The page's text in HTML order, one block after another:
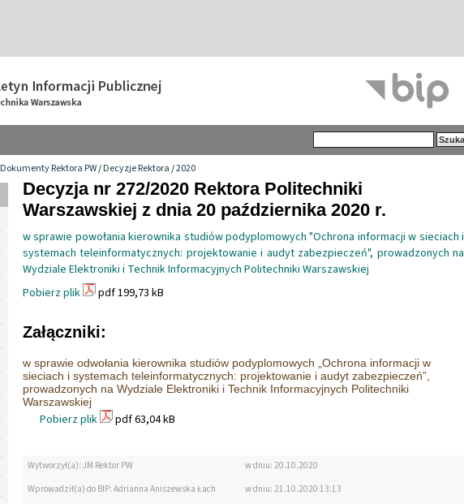
Dokumenty Rektora PW/Decyzje Rektora/2020
Decyzja nr 272/2020 Rektora Politechniki
Warszawskiej z dnia 20 października 2020 r.
w sprawie powołania kierownika studiów podyplomowych "Ochrona informacji w sieciach i
systemach teleinformatycznych: projektowanie i audyt zabezpieczeń", prowadzonych na
Wydziale Elektroniki i Technik Informacyjnych Politechniki Warszawskiej
Pobierz plik
pdf 199,73 kB
Załączniki:
w sprawie odwołania kierownika studiów podyplomowych „Ochrona informacji w
sieciach i systemach teleinformatycznych: projektowanie i audyt zabezpieczeń”,
prowadzonych na Wydziale Elektroniki i Technik Informacyjnych Politechniki
Warszawskiej
Pobierz plik pdf 63,04 kB
Wytworzył(a): JM Rektor PW
w dniu: 20.10.2020
Wprowadził(a) do BIP: Adrianna Aniszewska Łach
w dniu: 21.10.2020 13:13